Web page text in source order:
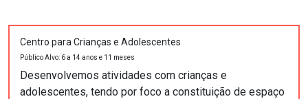
Centro para Crianças e Adolescentes
Público Alvo: 6 a 14 anos e 11 meses
Desenvolvemos atividades com crianças e
adolescentes, tendo por foco a constituição de espaço